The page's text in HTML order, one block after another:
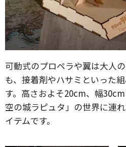
可動式のプロペラや翼は大人
も、接着剤やハサミといった
す。高さおよそ20cm、幅
空の城ラピュタ」の世界に連
イテムです。